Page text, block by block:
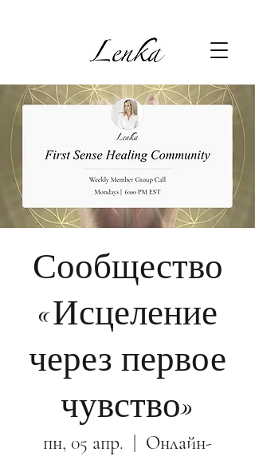
Сообщество
«Исцеление
через первое
чувство»
пн, 05 апр.
Онлайн-